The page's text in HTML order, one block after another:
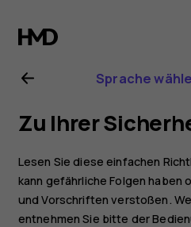
Nokia
G22 Sprache
Zu Ihrer
Lesen Sie diese einfachen
kann gefährliche Folgen haben
und Vorschriften verstoßen.
entnehmen Sie bitte der